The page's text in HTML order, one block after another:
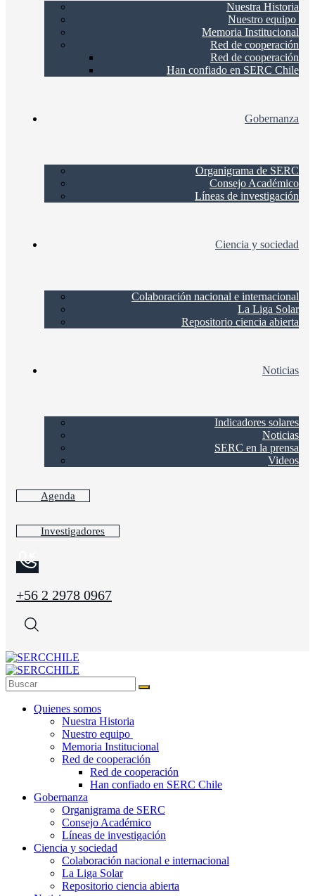
Nuestra Historia
Nuestro equipo
Memoria Institucional
Red de cooperación
Red de cooperación
Han confiado en SERC Chile
Gobernanza
Organigrama de SERC
Consejo Académico
Líneas de investigación
Ciencia y sociedad
Colaboración nacional e internacional
La Liga Solar
Repositorio ciencia abierta
Noticias
Indicadores solares
Noticias
SERC en la prensa
Videos
Agenda
Investigadores
+56 2 2978 0967
Quienes somos
Nuestra Historia
Nuestro equipo
Memoria Institucional
Red de cooperación
Red de cooperación
Han confiado en SERC Chile
Gobernanza
Organigrama de SERC
Consejo Académico
Líneas de investigación
Ciencia y sociedad
Colaboración nacional e internacional
La Liga Solar
Repositorio ciencia abierta